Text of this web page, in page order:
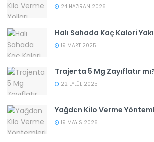
24 HAZIRAN 2026
Halı Sahada Kaç Kalori
19 MART 2025
Trajenta 5 Mg Zayıflatır mı?
22 EYLÜL 2025
Yağdan Kilo Verme
19 MAYIS 2026